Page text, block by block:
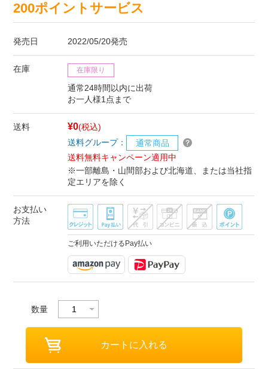
200ポイントサービス
発売日 2022/05/20発売
在庫 在庫限り
通常24時間以内に出荷
お一人様1点まで
送料 ¥0(税込)
送料グループ：
通常商品
送料無料キャンペーン適用中
※一部離島・山間部および北海道、または当社指
定エリアを除く
お支払い
方法
ご利用いただけるPay払い
数量